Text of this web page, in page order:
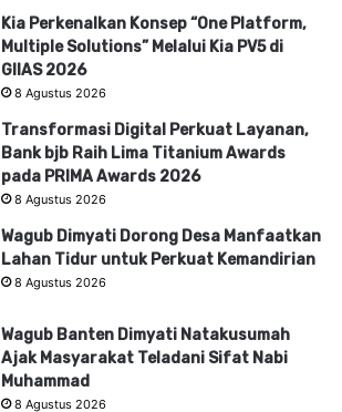
Kia Perkenalkan Konsep “One Platform,
Multiple Solutions” Melalui Kia PV5 di
GIIAS 2026
8 Agustus 2026
Transformasi Digital Perkuat Layanan,
Bank bjb Raih Lima Titanium Awards
pada PRIMA Awards 2026
8 Agustus 2026
Wagub Dimyati Dorong Desa Manfaatkan
Lahan Tidur untuk Perkuat Kemandirian
8 Agustus 2026
Wagub Banten Dimyati Natakusumah
Ajak Masyarakat Teladani Sifat Nabi
Muhammad
8 Agustus 2026